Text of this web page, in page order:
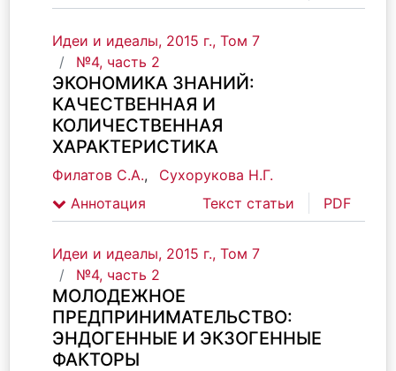
Идеи и идеалы, 2015 г., Том 7
№4, часть 2
ЭКОНОМИКА ЗНАНИЙ:
КАЧЕСТВЕННАЯ И
КОЛИЧЕСТВЕННАЯ
ХАРАКТЕРИСТИКА
Филатов С.А.,
Сухорукова Н.Г.
Аннотация
Текст статьи PDF
Идеи и идеалы, 2015 г., Том 7
№4, часть 2
МОЛОДЕЖНОЕ
ПРЕДПРИНИМАТЕЛЬСТВО:
ЭНДОГЕННЫЕ И ЭКЗОГЕННЫЕ
ФАКТОРЫ